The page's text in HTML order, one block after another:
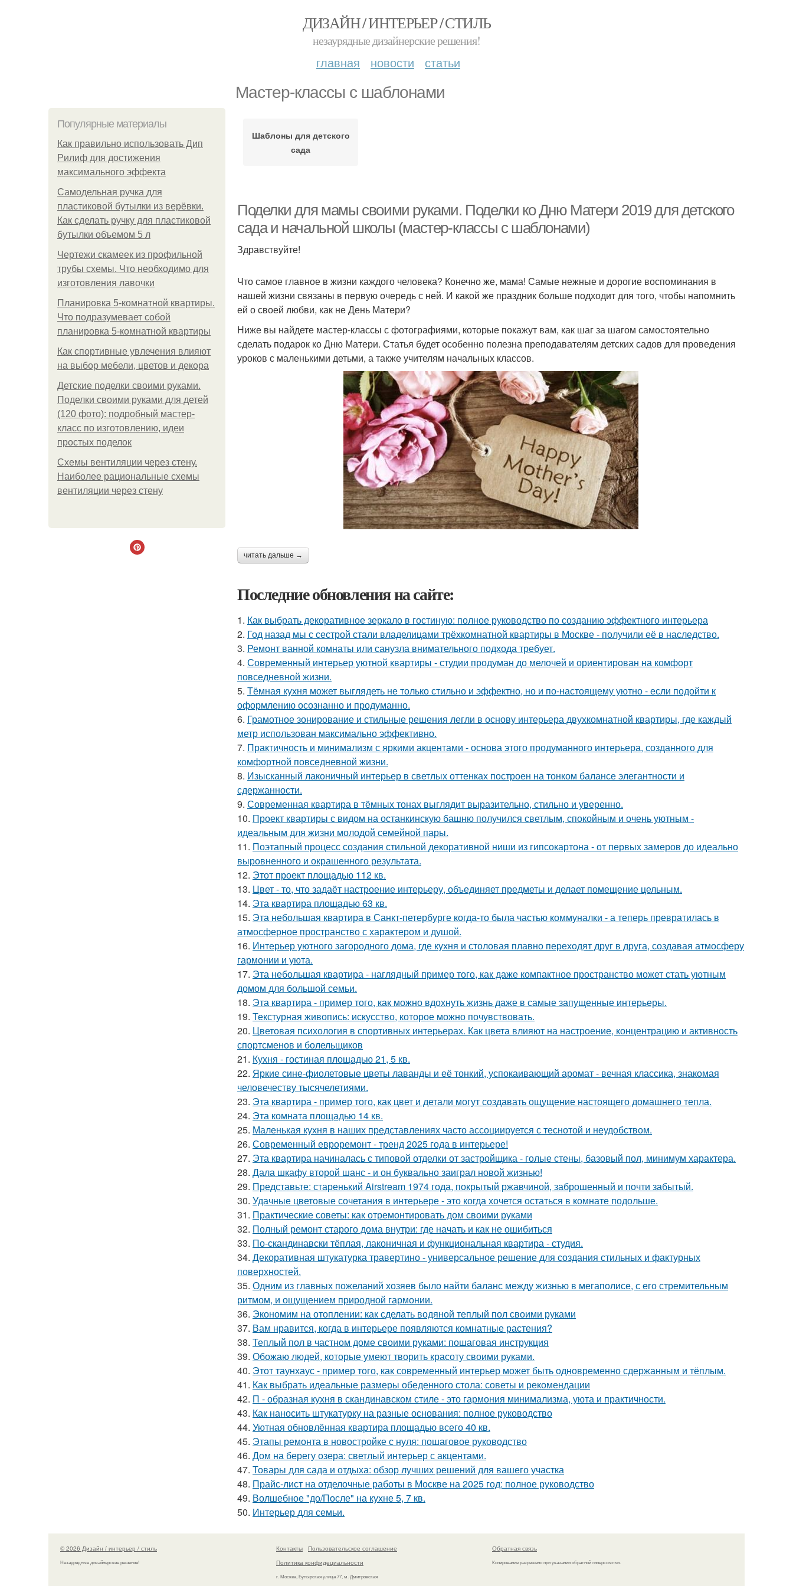
ДИЗАЙН / ИНТЕРЬЕР / СТИЛЬ
незаурядные дизайнерские решения!
главная новости статьи
Мастер-классы с шаблонами
Популярные материалы
Как правильно использовать Дип
Рилиф для достижения
максимального эффекта
Самодельная ручка для
пластиковой бутылки из верёвки.
Как сделать ручку для пластиковой
бутылки объемом 5 л
Чертежи скамеек из профильной
трубы схемы. Что необходимо для
изготовления лавочки
Планировка 5-комнатной квартиры.
Что подразумевает собой
планировка 5-комнатной квартиры
Как спортивные увлечения влияют
на выбор мебели, цветов и декора
Детские поделки своими руками.
Поделки своими руками для детей
(120 фото): подробный мастер-
класс по изготовлению, идеи
простых поделок
Схемы вентиляции через стену.
Наиболее рациональные схемы
вентиляции через стену
Шаблоны для детского
сада
Поделки для мамы своими руками. Поделки ко Дню Матери 2019 для детского
сада и начальной школы (мастер-классы с шаблонами)
Здравствуйте!
Что самое главное в жизни каждого человека? Конечно же, мама! Самые нежные и дорогие воспоминания в
нашей жизни связаны в первую очередь с ней. И какой же праздник больше подходит для того, чтобы напомнить
ей о своей любви, как не День Матери?
Ниже вы найдете мастер-классы с фотографиями, которые покажут вам, как шаг за шагом самостоятельно
сделать подарок ко Дню Матери. Статья будет особенно полезна преподавателям детских садов для проведения
уроков с маленькими детьми, а также учителям начальных классов.
читать дальше →
Последние обновления на сайте:
1. Как выбрать декоративное зеркало в гостиную: полное руководство по созданию эффектного интерьера
2. Год назад мы с сестрой стали владелицами трёхкомнатной квартиры в Москве - получили её в наследство.
3. Ремонт ванной комнаты или санузла внимательного подхода требует.
4. Современный интерьер уютной квартиры - студии продуман до мелочей и ориентирован на комфорт
повседневной жизни.
5. Тёмная кухня может выглядеть не только стильно и эффектно, но и по-настоящему уютно - если подойти к
оформлению осознанно и продуманно.
6. Грамотное зонирование и стильные решения легли в основу интерьера двухкомнатной квартиры, где каждый
метр использован максимально эффективно.
7. Практичность и минимализм с яркими акцентами - основа этого продуманного интерьера, созданного для
комфортной повседневной жизни.
8. Изысканный лаконичный интерьер в светлых оттенках построен на тонком балансе элегантности и
сдержанности.
9. Современная квартира в тёмных тонах выглядит выразительно, стильно и уверенно.
10. Проект квартиры с видом на останкинскую башню получился светлым, спокойным и очень уютным -
идеальным для жизни молодой семейной пары.
11. Поэтапный процесс создания стильной декоративной ниши из гипсокартона - от первых замеров до идеально
выровненного и окрашенного результата.
12. Этот проект площадью 112 кв.
13. Цвет - то, что задаёт настроение интерьеру, объединяет предметы и делает помещение цельным.
14. Эта квартира площадью 63 кв.
15. Эта небольшая квартира в Санкт-петербурге когда-то была частью коммуналки - а теперь превратилась в
атмосферное пространство с характером и душой.
16. Интерьер уютного загородного дома, где кухня и столовая плавно переходят друг в друга, создавая атмосферу
гармонии и уюта.
17. Эта небольшая квартира - наглядный пример того, как даже компактное пространство может стать уютным
домом для большой семьи.
18. Эта квартира - пример того, как можно вдохнуть жизнь даже в самые запущенные интерьеры.
19. Текстурная живопись: искусство, которое можно почувствовать.
20. Цветовая психология в спортивных интерьерах. Как цвета влияют на настроение, концентрацию и активность
спортсменов и болельщиков
21. Кухня - гостиная площадью 21, 5 кв.
22. Яркие сине-фиолетовые цветы лаванды и её тонкий, успокаивающий аромат - вечная классика, знакомая
человечеству тысячелетиями.
23. Эта квартира - пример того, как цвет и детали могут создавать ощущение настоящего домашнего тепла.
24. Эта комната площадью 14 кв.
25. Маленькая кухня в наших представлениях часто ассоциируется с теснотой и неудобством.
26. Современный евроремонт - тренд 2025 года в интерьере!
27. Эта квартира начиналась с типовой отделки от застройщика - голые стены, базовый пол, минимум характера.
28. Дала шкафу второй шанс - и он буквально заиграл новой жизнью!
29. Представьте: старенький Airstream 1974 года, покрытый ржавчиной, заброшенный и почти забытый.
30. Удачные цветовые сочетания в интерьере - это когда хочется остаться в комнате подольше.
31. Практические советы: как отремонтировать дом своими руками
32. Полный ремонт старого дома внутри: где начать и как не ошибиться
33. По-скандинавски тёплая, лаконичная и функциональная квартира - студия.
34. Декоративная штукатурка травертино - универсальное решение для создания стильных и фактурных
поверхностей.
35. Одним из главных пожеланий хозяев было найти баланс между жизнью в мегаполисе, с его стремительным
ритмом, и ощущением природной гармонии.
36. Экономим на отоплении: как сделать водяной теплый пол своими руками
37. Вам нравится, когда в интерьере появляются комнатные растения?
38. Теплый пол в частном доме своими руками: пошаговая инструкция
39. Обожаю людей, которые умеют творить красоту своими руками.
40. Этот таунхаус - пример того, как современный интерьер может быть одновременно сдержанным и тёплым.
41. Как выбрать идеальные размеры обеденного стола: советы и рекомендации
42. П - образная кухня в скандинавском стиле - это гармония минимализма, уюта и практичности.
43. Как наносить штукатурку на разные основания: полное руководство
44. Уютная обновлённая квартира площадью всего 40 кв.
45. Этапы ремонта в новостройке с нуля: пошаговое руководство
46. Дом на берегу озера: светлый интерьер с акцентами.
47. Товары для сада и отдыха: обзор лучших решений для вашего участка
48. Прайс-лист на отделочные работы в Москве на 2025 год: полное руководство
49. Волшебное "до/После" на кухне 5, 7 кв.
50. Интерьер для семьи.
© 2026 Дизайн / интерьер / стиль
Незаурядные дизайнерские решения!
Контакты
Пользовательское соглашение
Политика конфидециальности
г. Москва, Бутырская улица 77, м. Дмитровская
Обратная связь
Копирование разрешено при указании обратной гиперссылки.